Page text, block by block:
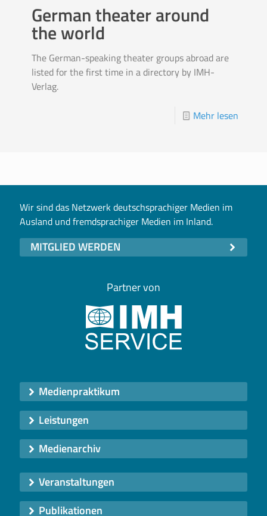
German theater around
the world
The German-speaking theater groups abroad are
listed for the first time in a directory by IMH-
Verlag.
Mehr lesen
Wir sind das Netzwerk deutschsprachiger Medien im
Ausland und fremdsprachiger Medien im Inland.
MITGLIED WERDEN
Partner von
Medienpraktikum
Leistungen
Medienarchiv
Veranstaltungen
Publikationen